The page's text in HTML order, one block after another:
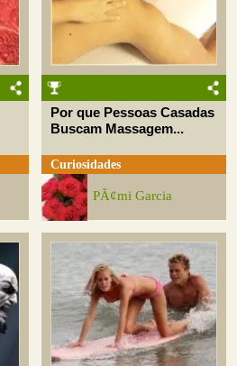
Por que Pessoas Casadas
Buscam Massagem...
Curiosidades
PÃ¢mi Garcia